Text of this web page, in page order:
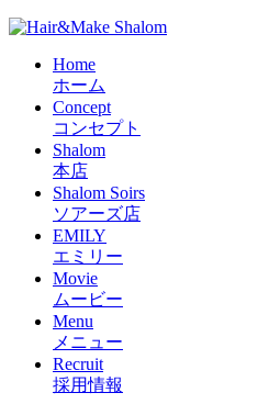
Home
ホーム
Concept
コンセプト
Shalom
本店
Shalom Soirs
ソアーズ店
EMILY
エミリー
Movie
ムービー
Menu
メニュー
Recruit
採用情報